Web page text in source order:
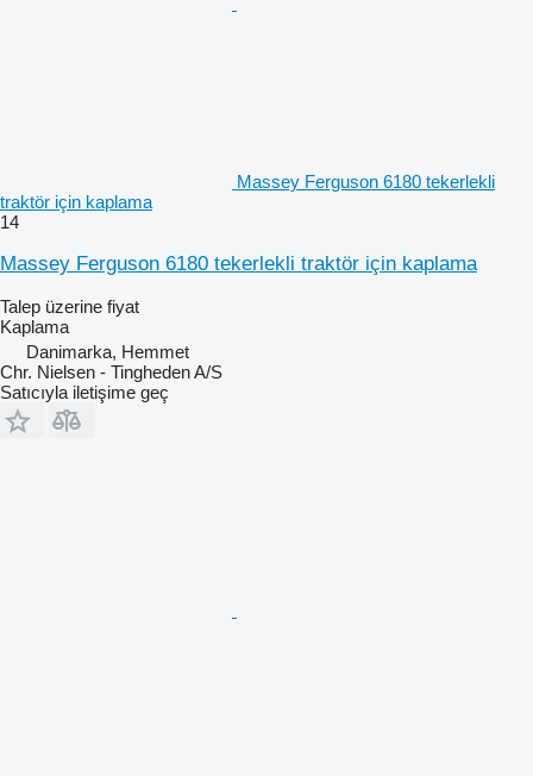
Massey Ferguson 6180 tekerlekli
traktör için kaplama
14
Massey Ferguson 6180 tekerlekli traktör için kaplama
Talep üzerine fiyat
Kaplama
Danimarka, Hemmet
Chr. Nielsen - Tingheden A/S
Satıcıyla iletişime geç